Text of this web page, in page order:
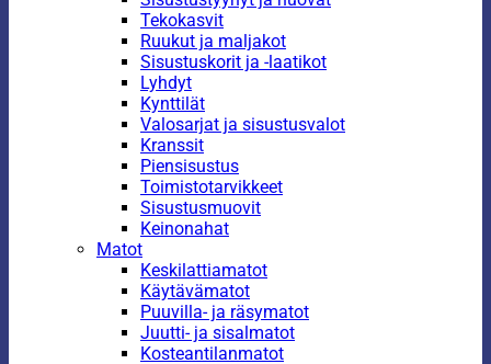
Tekokasvit
Ruukut ja maljakot
Sisustuskorit ja -laatikot
Lyhdyt
Kynttilät
Valosarjat ja sisustusvalot
Kranssit
Piensisustus
Toimistotarvikkeet
Sisustusmuovit
Keinonahat
Matot
Keskilattiamatot
Käytävämatot
Puuvilla- ja räsymatot
Juutti- ja sisalmatot
Kosteantilanmatot